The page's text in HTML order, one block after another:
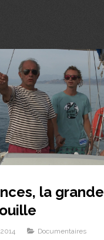
la grande
Documentaires